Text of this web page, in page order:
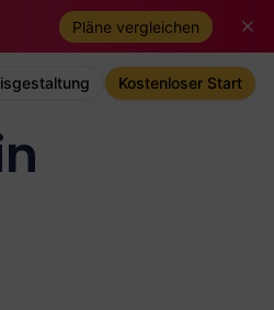
Pläne vergleichen
Kostenloser Start